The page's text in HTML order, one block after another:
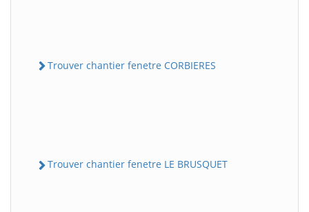
Trouver chantier fenetre CORBIERES
Trouver chantier fenetre LE BRUSQUET